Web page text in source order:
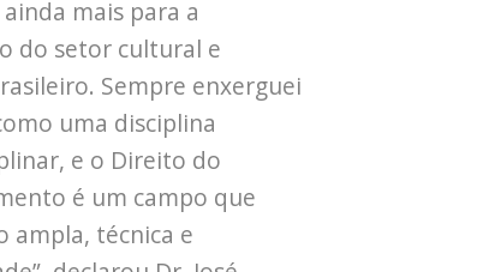
mais para a
do setor cultural e
Sempre enxerguei
uma disciplina
e o Direito do
é um campo que
ampla, técnica e